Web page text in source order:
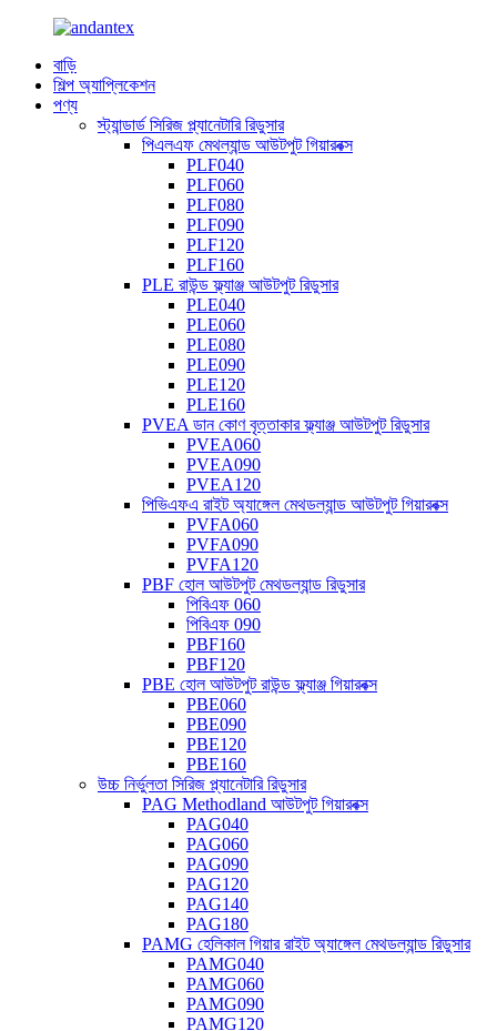
বাড়ি
শিল্প অ্যাপ্লিকেশন
পণ্য
স্ট্যান্ডার্ড সিরিজ প্ল্যানেটারি রিডুসার
পিএলএফ মেথল্যান্ড আউটপুট গিয়ারবক্স
PLF040
PLF060
PLF080
PLF090
PLF120
PLF160
PLE রাউন্ড ফ্ল্যাঞ্জ আউটপুট রিডুসার
PLE040
PLE060
PLE080
PLE090
PLE120
PLE160
PVEA ডান কোণ বৃত্তাকার ফ্ল্যাঞ্জ আউটপুট রিডুসার
PVEA060
PVEA090
PVEA120
পিভিএফএ রাইট অ্যাঙ্গেল মেথডল্যান্ড আউটপুট গিয়ারবক্স
PVFA060
PVFA090
PVFA120
PBF হোল আউটপুট মেথডল্যান্ড রিডুসার
পিবিএফ 060
পিবিএফ 090
PBF160
PBF120
PBE হোল আউটপুট রাউন্ড ফ্ল্যাঞ্জ গিয়ারবক্স
PBE060
PBE090
PBE120
PBE160
উচ্চ নির্ভুলতা সিরিজ প্ল্যানেটারি রিডুসার
PAG Methodland আউটপুট গিয়ারবক্স
PAG040
PAG060
PAG090
PAG120
PAG140
PAG180
PAMG হেলিকাল গিয়ার রাইট অ্যাঙ্গেল মেথডল্যান্ড রিডুসার
PAMG040
PAMG060
PAMG090
PAMG120